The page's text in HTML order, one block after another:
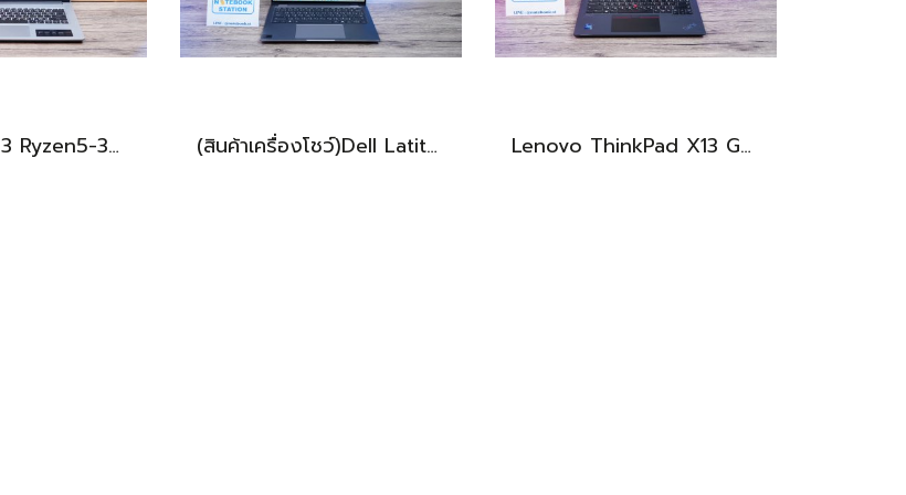
Acer Aspire 3 Ryzen5-3500U Ram8 512GB M.2 จอ 14นิ้ว FHD สเปคทำงานทั่วไป เบาบางพกพาสะดวก อุปกรณ์ครบกล่องเครื่องพร้อมใช้งานเพียง 7,490.-เท่านั้น (สินค้าเครื่องโชว์)Dell Latitude 7450 2-in-1 ทัชกรีนหมุนจอได้ Ultra7-155U RAM16 SSD512GB จอ14 FHD+ สเปคสูง ทำงานเก่ง มีไฟใต้คีย์บอร์ด เครื่องสวยบางเบา ประกันศูนย์2029 ลดราคาพิเศษจากปกติ 38,990 .- ลดเหลือ 36,990.- Lenovo ThinkPad X13 Gen3 จอทัชกรีนได้ i7-1270P Ram32 SSD512GB จอ13.3 นิ้ว FHD+ 60Hz สเปคดี ทำงานลื่นไหล เครื่องเล็กกะทักรัด พกพาสะดวก ราคา 24,990.-เท่านั้น